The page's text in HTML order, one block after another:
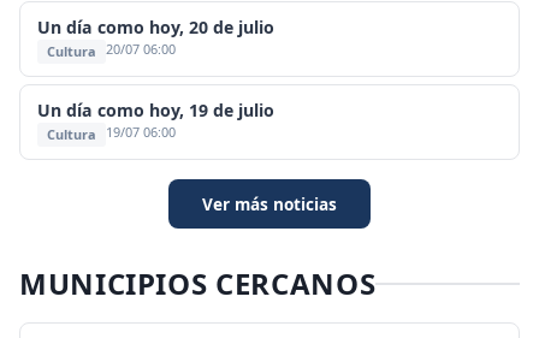
Un día como hoy, 20 de julio
Cultura 20/07 06:00
Un día como hoy, 19 de julio
Cultura 19/07 06:00
Ver más noticias
MUNICIPIOS CERCANOS